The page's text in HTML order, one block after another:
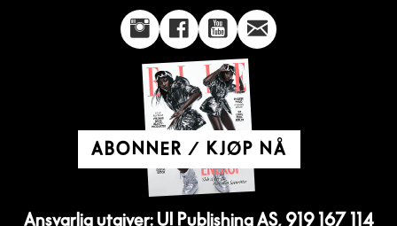
ABONNER / KJØP NÅ
Ansvarlig utgiver: UI Publishing AS, 919 167 114